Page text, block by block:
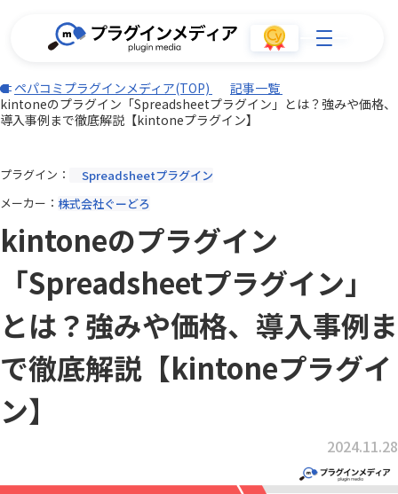
ペパコミプラグインメディア(TOP)
記事一覧
kintoneのプラグイン「Spreadsheetプラグイン」とは？強みや価格、
導入事例まで徹底解説【kintoneプラグイン】
プラグイン
Spreadsheetプラグイン
メーカー
株式会社ぐーどろ
kintoneのプラグイン
「Spreadsheetプラグイン」
とは？強みや価格、導入事例ま
で徹底解説【kintoneプラグイ
ン】
2024.11.28